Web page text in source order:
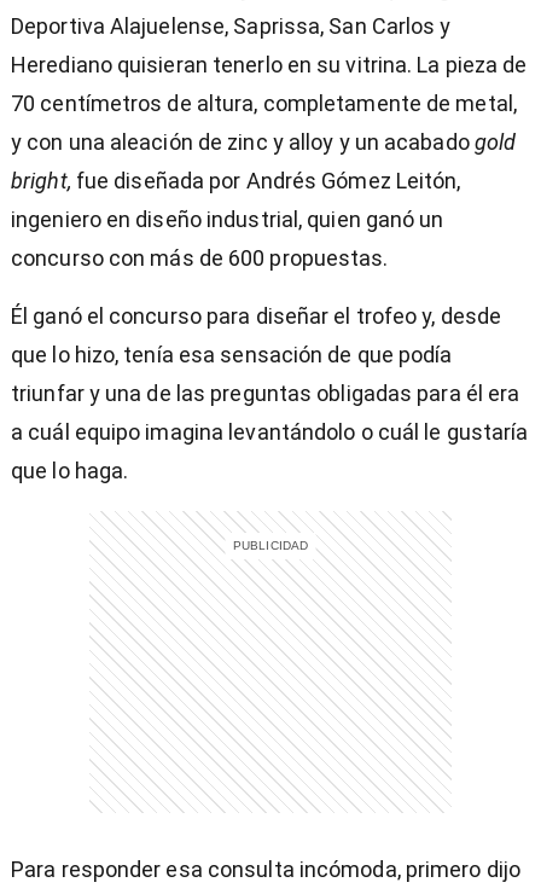
Deportiva Alajuelense, Saprissa, San Carlos y
Herediano quisieran tenerlo en su vitrina. La pieza de
70 centímetros de altura, completamente de metal,
y con una aleación de zinc y alloy y un acabadogold
bright, fue diseñada por Andrés Gómez Leitón,
ingeniero en diseño industrial, quien ganó un
concurso con más de 600 propuestas.
Él ganó el concurso para diseñar el trofeo y, desde
que lo hizo, tenía esa sensación de que podía
triunfar y una de las preguntas obligadas para él era
a cuál equipo imagina levantándolo o cuál le gustaría
que lo haga.
Para responder esa consulta incómoda, primero dijo